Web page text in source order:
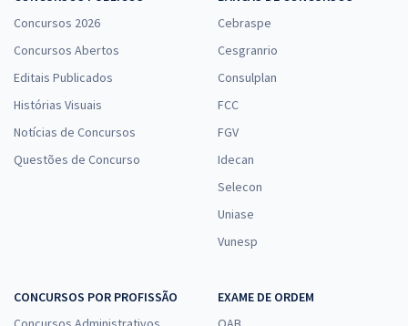
Concursos 2026
Concursos Abertos
Editais Publicados
Histórias Visuais
Notícias de Concursos
Questões de Concurso
Cebraspe
Cesgranrio
Consulplan
FCC
FGV
Idecan
Selecon
Uniase
Vunesp
CONCURSOS POR PROFISSÃO
EXAME DE ORDEM